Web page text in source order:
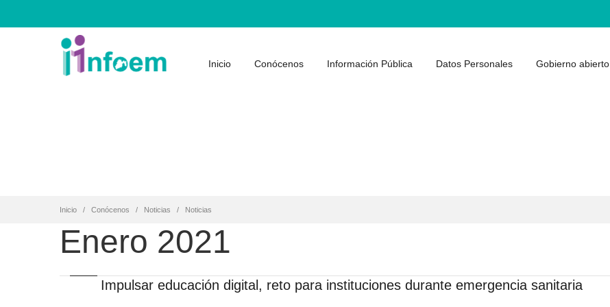
Inicio Conócenos Información Pública Datos Personales Gobierno abierto
Inicio Conócenos Noticias Noticias
Enero 2021
Impulsar educación digital, reto para instituciones durante emergencia sanitaria